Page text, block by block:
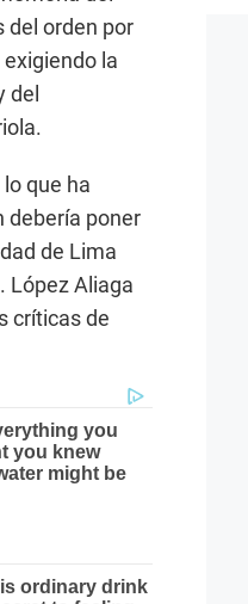
del orden por
la
del
que ha
debería poner
de Lima
López Aliaga
críticas de